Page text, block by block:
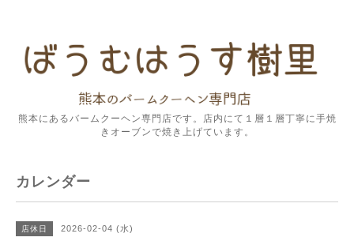
熊本にあるバームクーヘン専門店です。店内にて１層１層丁寧に手焼
きオーブンで焼き上げています。
カレンダー
店休日 2026-02-04 (水)